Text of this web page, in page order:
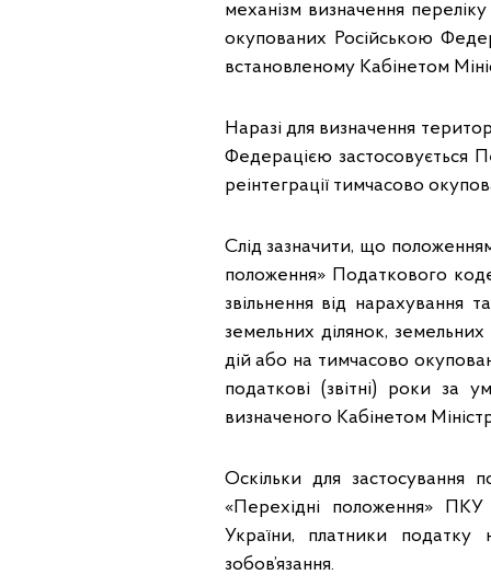
механізм визначення
окупованих Російською
встановленому Кабінетом
Наразі для визначення
Федерацією застосовується
реінтеграції тимчасово
Слід зазначити, що
положення» Податкового
звільнення від нарахування
земельних ділянок,
дій або на тимчасово
податкові (звітні) роки за
визначеного Кабінетом
Оскільки для застосування
«Перехідні положення»
України, платники податку
зобов’язання.